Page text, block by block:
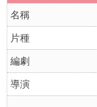
名稱
片種
編劇
導演